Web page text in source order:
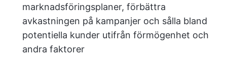
marknadsföringsplaner, förbättra
avkastningen på kampanjer och sålla bland
potentiella kunder utifrån förmögenhet och
andra faktorer